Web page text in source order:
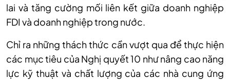
lai và tăng cường mối liên kết giữa doanh nghiệp
FDI và doanh nghiệp trong nước.
Chỉ ra những thách thức cần vượt qua để thực hiện
các mục tiêu của Nghị quyết 10 như nâng cao năng
lực kỹ thuật và chất lượng của các nhà cung ứng